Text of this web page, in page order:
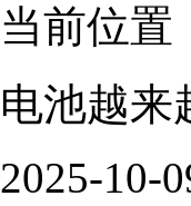
当前位置
电池越来
2025-10-